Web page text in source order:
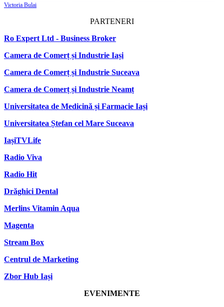
Victoria Bulai
PARTENERI
Ro Expert Ltd - Business Broker
Camera de Comerț și Industrie Iași
Camera de Comerț și Industrie Suceava
Camera de Comerț și Industrie Neamț
Universitatea de Medicină și Farmacie Iași
Universitatea Ștefan cel Mare Suceava
IașiTVLife
Radio Viva
Radio Hit
Drăghici Dental
Merlins Vitamin Aqua
Magenta
Stream Box
Centrul de Marketing
Zbor Hub Iași
EVENIMENTE